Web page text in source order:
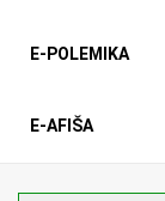
E-POLEMIKA
E-AFIŠA